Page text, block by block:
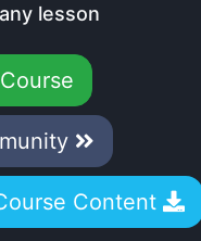
lesson
Content